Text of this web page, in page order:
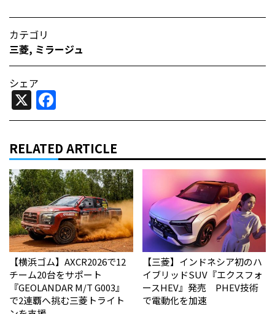
カテゴリ
三菱, ミラージュ
シェア
X
RELATED ARTICLE
【横浜ゴム】AXCR2026で12
チーム20台をサポート
『GEOLANDAR M/T G003』
で2連覇へ挑む三菱トライト
【三菱】インドネシア初のハ
イブリッドSUV『エクスフォ
ースHEV』発売 PHEV技術
で電動化を加速